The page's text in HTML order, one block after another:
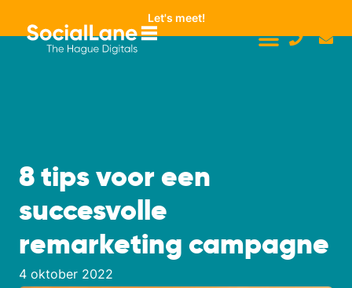
Let's meet!
8 tips voor een
succesvolle
remarketing campagne
4 oktober 2022